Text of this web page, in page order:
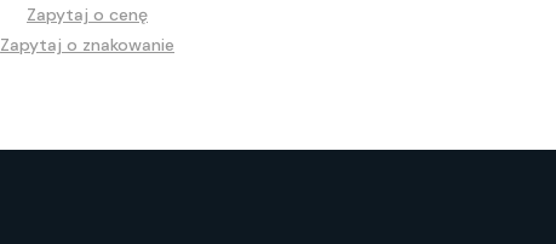
Zapytaj o cenę
Zapytaj o znakowanie